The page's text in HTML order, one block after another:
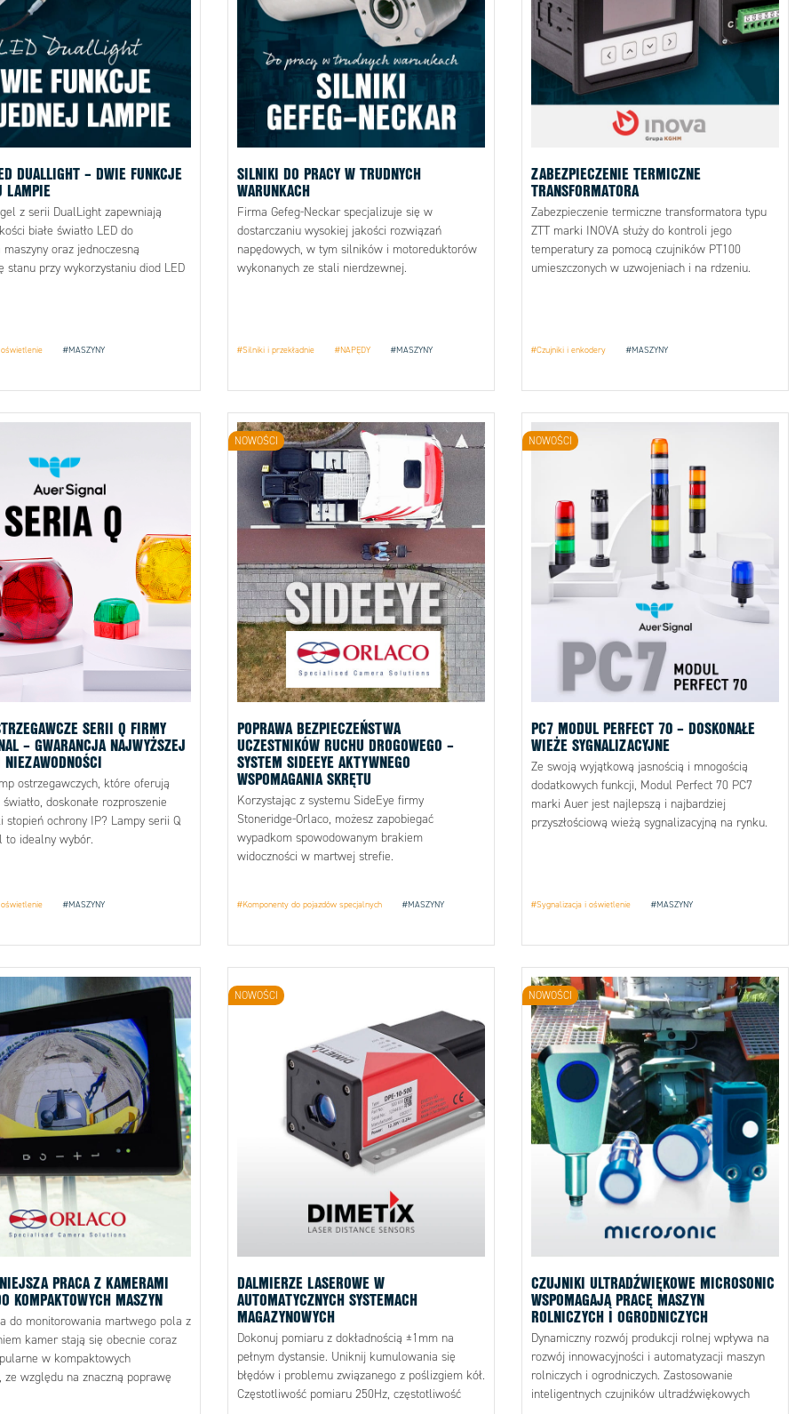
DUALLIGHT – DWIE FUNKCJE
LAMPIE
z serii DualLight zapewniają
białe światło LED do
oraz jednoczesną
stanu przy wykorzystaniu diod LED
#MASZYNY
SILNIKI DO PRACY W TRUDNYCH
WARUNKACH
Firma Gefeg-Neckar specjalizuje się w
dostarczaniu wysokiej jakości rozwiązań
napędowych, w tym silników i motoreduktorów
wykonanych ze stali nierdzewnej.
#Silniki i przekładnie #NAPĘDY #MASZYNY
ZABEZPIECZENIE TERMICZNE
TRANSFORMATORA
Zabezpieczenie termiczne transformatora typu
ZTT marki INOVA służy do kontroli jego
temperatury za pomocą czujników PT100
umieszczonych w uzwojeniach i na rdzeniu.
#Czujniki i enkodery #MASZYNY
SERII Q FIRMY
– GWARANCJA NAJWYŻSZEJ
ostrzegawczych, które oferują
doskonałe rozproszenie
stopień ochrony IP? Lampy serii Q
to idealny wybór.
#MASZYNY
POPRAWA BEZPIECZEŃSTWA
UCZESTNIKÓW RUCHU DROGOWEGO –
SYSTEM SIDEEYE AKTYWNEGO
WSPOMAGANIA SKRĘTU
Korzystając z systemu SideEye firmy
Stoneridge-Orlaco, możesz zapobiegać
wypadkom spowodowanym brakiem
widoczności w martwej strefie.
#Komponenty do pojazdów specjalnych #MASZYNY
NOWOŚCI
PC7 MODUL PERFECT 70 – DOSKONAŁE
WIEŻE SYGNALIZACYJNE
Ze swoją wyjątkową jasnością i mnogością
dodatkowych funkcji, Modul Perfect 70 PC7
marki Auer jest najlepszą i najbardziej
przyszłościową wieżą sygnalizacyjną na rynku.
#Sygnalizacja i oświetlenie #MASZYNY
NOWOŚCI
PRACA Z KAMERAMI
KOMPAKTOWYCH MASZYN
do monitorowania martwego pola z
kamer stają się obecnie coraz
w kompaktowych
ze względu na znaczną poprawę
DALMIERZE LASEROWE W
AUTOMATYCZNYCH SYSTEMACH
MAGAZYNOWYCH
Dokonuj pomiaru z dokładnością ±1mm na
pełnym dystansie. Uniknij kumulowania się
błędów i problemu związanego z poślizgiem kół.
Częstotliwość pomiaru 250Hz, częstotliwość
NOWOŚCI
CZUJNIKI ULTRADŹWIĘKOWE MICROSONIC
WSPOMAGAJĄ PRACĘ MASZYN
ROLNICZYCH I OGRODNICZYCH
Dynamiczny rozwój produkcji rolnej wpływa na
rozwój innowacyjności i automatyzacji maszyn
rolniczych i ogrodniczych. Zastosowanie
inteligentnych czujników ultradźwiękowych
NOWOŚCI